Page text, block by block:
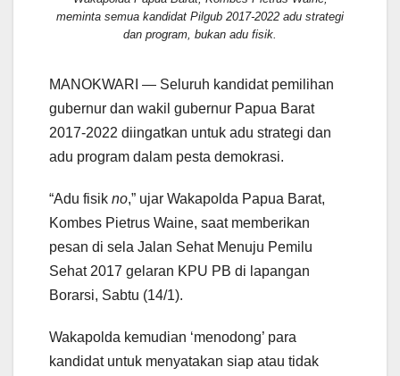
meminta semua kandidat Pilgub 2017-2022 adu strategi
dan program, bukan adu fisik.
MANOKWARI — Seluruh kandidat pemilihan
gubernur dan wakil gubernur Papua Barat
2017-2022 diingatkan untuk adu strategi dan
adu program dalam pesta demokrasi.
“Adu fisik no,” ujar Wakapolda Papua Barat,
Kombes Pietrus Waine, saat memberikan
pesan di sela Jalan Sehat Menuju Pemilu
Sehat 2017 gelaran KPU PB di lapangan
Borarsi, Sabtu (14/1).
Wakapolda kemudian ‘menodong’ para
kandidat untuk menyatakan siap atau tidak